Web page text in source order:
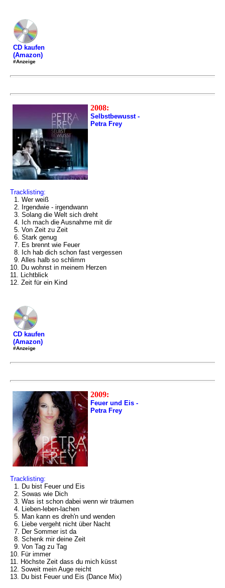
CD kaufen
(Amazon)
#Anzeige
2008:
Selbstbewusst -
Petra Frey
Tracklisting:
1. Wer weiß
2. Irgendwie - irgendwann
3. Solang die Welt sich dreht
4. Ich mach die Ausnahme mit dir
5. Von Zeit zu Zeit
6. Stark genug
7. Es brennt wie Feuer
8. Ich hab dich schon fast vergessen
9. Alles halb so schlimm
10. Du wohnst in meinem Herzen
11. Lichtblick
12. Zeit für ein Kind
CD kaufen
(Amazon)
#Anzeige
2009:
Feuer und Eis -
Petra Frey
Tracklisting:
1. Du bist Feuer und Eis
2. Sowas wie Dich
3. Was ist schon dabei wenn wir träumen
4. Lieben-leben-lachen
5. Man kann es dreh'n und wenden
6. Liebe vergeht nicht über Nacht
7. Der Sommer ist da
8. Schenk mir deine Zeit
9. Von Tag zu Tag
10. Für immer
11. Höchste Zeit dass du mich küsst
12. Soweit mein Auge reicht
13. Du bist Feuer und Eis (Dance Mix)